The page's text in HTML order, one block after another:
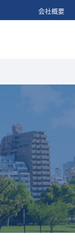
会社概要